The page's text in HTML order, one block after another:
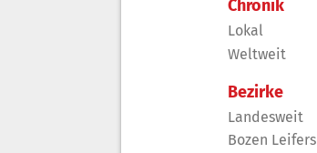
Chronik
Lokal
Weltweit
Bezirke
Landesweit
Bozen Leifers